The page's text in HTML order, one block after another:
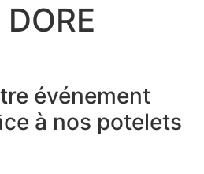
événement
à nos potelets